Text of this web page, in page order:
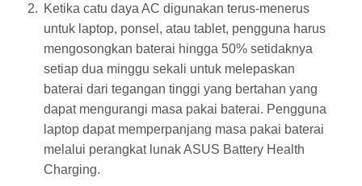
Ketika catu daya AC digunakan terus-menerus
untuk laptop, ponsel, atau tablet, pengguna harus
mengosongkan baterai hingga 50% setidaknya
setiap dua minggu sekali untuk melepaskan
baterai dari tegangan tinggi yang bertahan yang
dapat mengurangi masa pakai baterai. Pengguna
laptop dapat memperpanjang masa pakai baterai
melalui perangkat lunak ASUS Battery Health
Charging.